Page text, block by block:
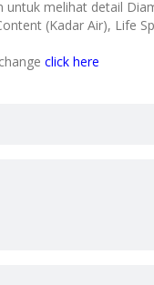
untuk melihat detail
(Kadar Air), Life
click here